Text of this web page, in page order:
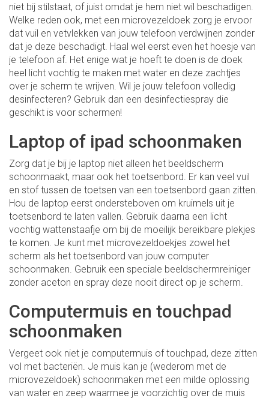
niet bij stilstaat, of juist omdat je hem niet wil beschadigen.
Welke reden ook, met een microvezeldoek zorg je ervoor
dat vuil en vetvlekken van jouw telefoon verdwijnen zonder
dat je deze beschadigt. Haal wel eerst even het hoesje van
je telefoon af. Het enige wat je hoeft te doen is de doek
heel licht vochtig te maken met water en deze zachtjes
over je scherm te wrijven. Wil je jouw telefoon volledig
desinfecteren? Gebruik dan een desinfectiespray die
geschikt is voor schermen!
Laptop of ipad schoonmaken
Zorg dat je bij je laptop niet alleen het beeldscherm
schoonmaakt, maar ook het toetsenbord. Er kan veel vuil
en stof tussen de toetsen van een toetsenbord gaan zitten.
Hou de laptop eerst ondersteboven om kruimels uit je
toetsenbord te laten vallen. Gebruik daarna een licht
vochtig wattenstaafje om bij de moeilijk bereikbare plekjes
te komen. Je kunt met microvezeldoekjes zowel het
scherm als het toetsenbord van jouw computer
schoonmaken. Gebruik een speciale beeldschermreiniger
zonder aceton en spray deze nooit direct op je scherm.
Computermuis en touchpad
schoonmaken
Vergeet ook niet je computermuis of touchpad, deze zitten
vol met bacteriën. Je muis kan je (wederom met de
microvezeldoek) schoonmaken met een milde oplossing
van water en zeep waarmee je voorzichtig over de muis